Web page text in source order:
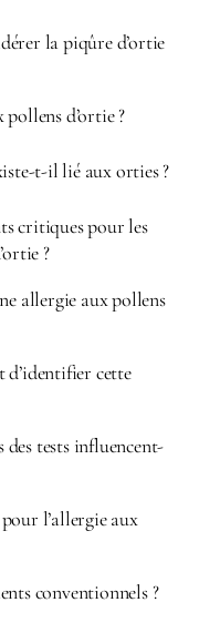
la piqûre d’ortie
d’ortie ?
t-il lié aux orties ?
critiques pour les
?
allergie aux pollens
d’identifier cette
tests influencent-
l’allergie aux
conventionnels ?